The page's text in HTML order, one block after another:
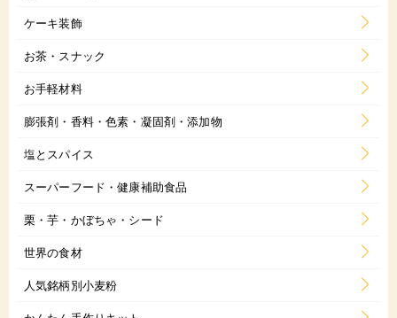
ケーキ装飾
お茶・スナック
お手軽材料
膨張剤・香料・色素・凝固剤・添加物
塩とスパイス
スーパーフード・健康補助食品
栗・芋・かぼちゃ・シード
世界の食材
人気銘柄別小麦粉